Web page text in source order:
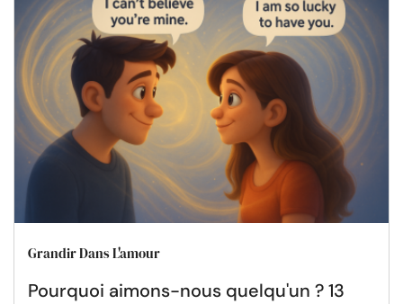
Grandir Dans L'amour
Pourquoi aimons-nous quelqu'un ? 13